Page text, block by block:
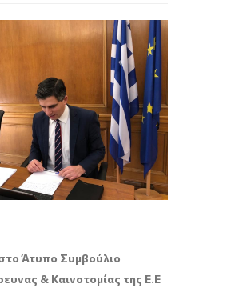
Άτυπο Συμβούλιο
& Καινοτομίας της Ε.Ε